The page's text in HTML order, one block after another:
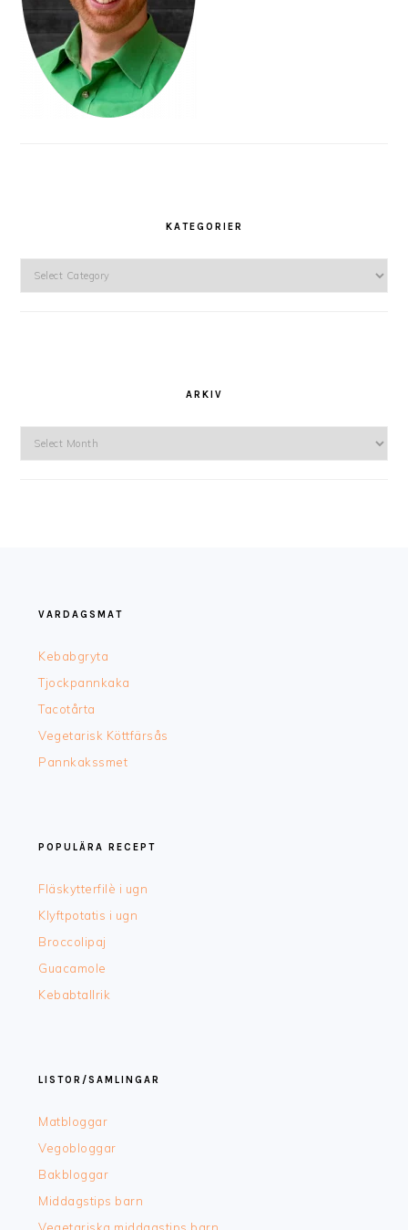
KATEGORIER
Kategorier
ARKIV
Arkiv
VARDAGSMAT
Kebabgryta
Tjockpannkaka
Tacotårta
Vegetarisk Köttfärsås
Pannkakssmet
POPULÄRA RECEPT
Fläskytterfilè i ugn
Klyftpotatis i ugn
Broccolipaj
Guacamole
Kebabtallrik
LISTOR/SAMLINGAR
Matbloggar
Vegobloggar
Bakbloggar
Middagstips barn